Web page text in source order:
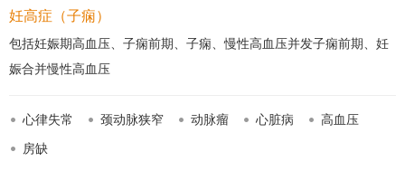
妊高症（子痫）
包括妊娠期高血压、子痫前期、子痫、慢性高血压并发子痫前期、妊
娠合并慢性高血压
心律失常 颈动脉狭窄 动脉瘤 心脏病
高血压
房缺